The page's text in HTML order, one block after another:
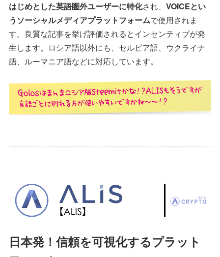
はじめとした英語圏外ユーザーに特化され、 VOICEとい
うソーシャルメディアプラットフォームで使用されま
す。良質な記事を挙げ評価されるとインセンティブが発
生します。ロシア語以外にも、セルビア語、ウクライナ
語、ルーマニア語などに対応しています。
日本発！信頼を可視化するプラット